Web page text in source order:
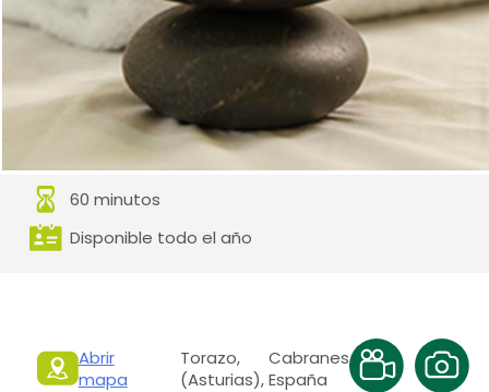
60 minutos
Disponible todo el año
Abrir
mapa
Torazo, Cabranes
(Asturias), España